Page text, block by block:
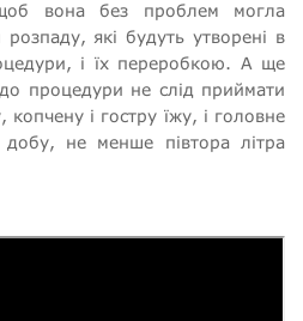
вона без проблем могла
які будуть утворені в
і їх переробкою. А ще
процедури не слід приймати
і гостру їжу, і головне
не менше півтора літра